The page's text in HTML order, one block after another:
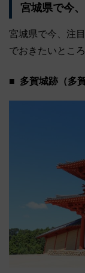
宮城県で今
宮城県で今、注
でおきたいとこ
多賀城跡（多